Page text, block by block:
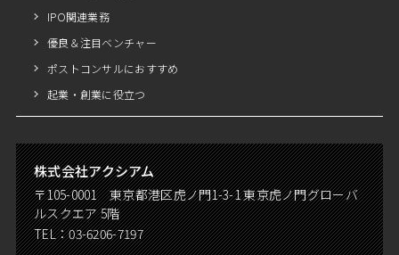
IPO関連業務
優良＆注目ベンチャー
ポストコンサルにおすすめ
起業・創業に役立つ
株式会社アクシアム
〒105-0001 東京都港区虎ノ門1-3-1 東京虎ノ門グローバ
ルスクエア 5階
TEL：03-6206-7197